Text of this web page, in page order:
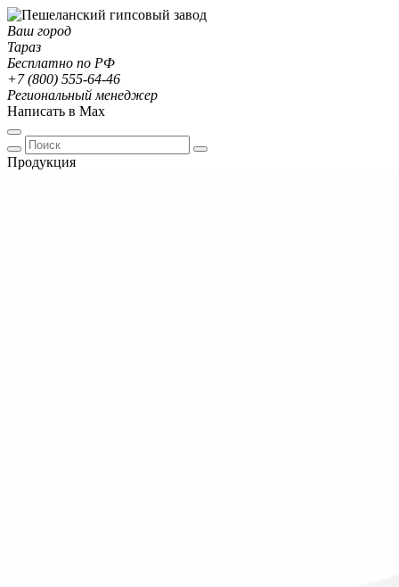
Ваш город
Тараз
Бесплатно по РФ
+7 (800) 555-64-46
Региональный менеджер
Написать в Max
Продукция